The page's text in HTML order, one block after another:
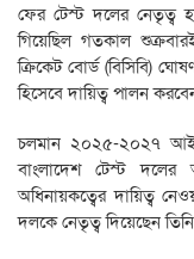
ফের টেস্ট দলের নেতৃত্ব
গিয়েছিল গতকাল
ক্রিকেট বোর্ড (বিসিবি)
হিসেবে দায়িত্ব পালন
চলমান ২০২৫-২০২৭
বাংলাদেশ টেস্ট
অধিনায়কত্বের দায়িত্ব
দলকে নেতৃত্ব দিয়েছেন